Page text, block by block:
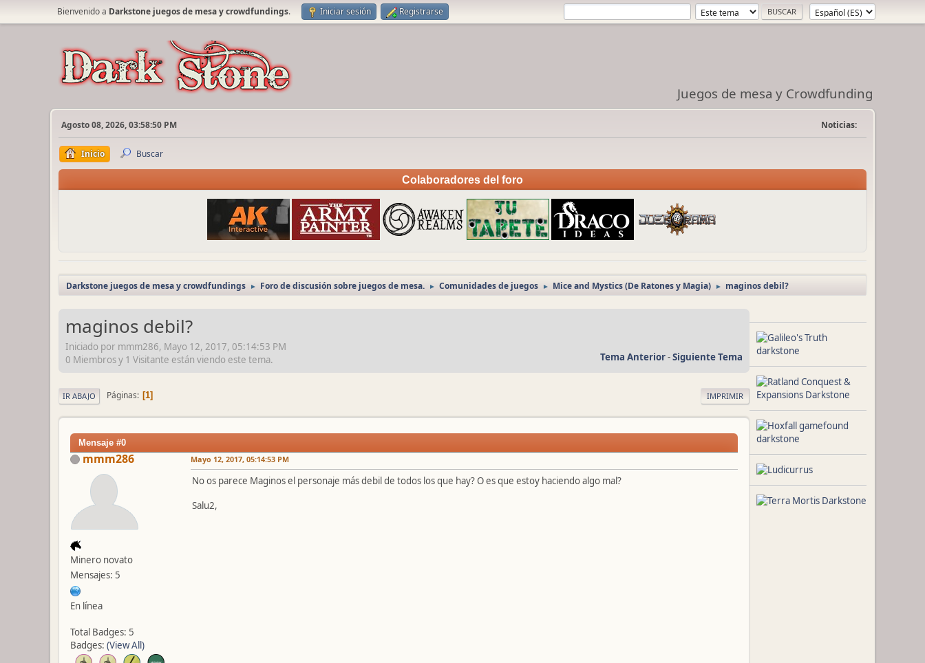
Bienvenido a Darkstone juegos de mesa y crowdfundings. Iniciar sesión Registrarse
Juegos de mesa y Crowdfunding
Agosto 08, 2026, 03:58:50 PM Noticias:
Inicio Buscar
Colaboradores del foro
Darkstone juegos de mesa y crowdfundings ► Foro de discusión sobre juegos de mesa. ► Comunidades de juegos ► Mice and Mystics (De Ratones y Magia) ► maginos debil?
maginos debil?
Iniciado por mmm286, Mayo 12, 2017, 05:14:53 PM
Tema Anterior-Siguiente Tema
0 Miembros y 1 Visitante están viendo este tema.
IMPRIMIR
IR ABAJO Páginas 1
Mensaje #0
mmm286
Minero novato
Mensajes: 5
En línea
Total Badges: 5
Badges: (View All)
Mayo 12, 2017, 05:14:53 PM
No os parece Maginos el personaje más debil de todos los que hay? O es que estoy haciendo algo mal?
Salu2,